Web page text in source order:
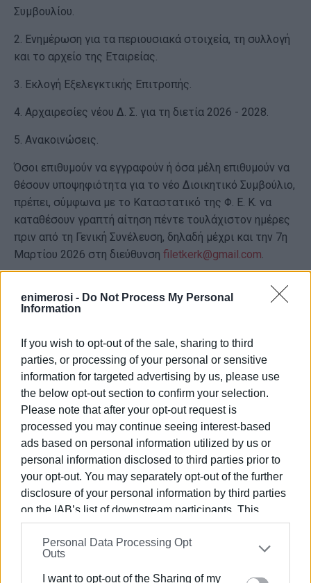
enimerosi - Do Not Process My Personal
Information
If you wish to opt-out of the sale, sharing to third
parties, or processing of your personal or sensitive
information for targeted advertising by us, please use
the below opt-out section to confirm your selection.
Please note that after your opt-out request is
processed you may continue seeing interest-based
ads based on personal information utilized by us or
personal information disclosed to third parties prior to
your opt-out. You may separately opt-out of the further
disclosure of your personal information by third parties
on the IAB’s list of downstream participants. This
information may also be disclosed by us to third parties
on theIAB’s List of Downstream Participants
that may
further disclose it to other third parties.
Personal Data Processing Opt
Outs
I want to opt-out of the Sharing of my
Συμβουλίου.
2. Ενημέρωση για τα περιουσιακά στοιχεία, τη συλλογή
και το αρχείο της Εταιρείας.
3. Εκλογή Εξελεγκτικής Επιτροπής.
4. Αρχαιρεσίες νέου Δ. Σ. για τη διετία 2026 - 2028.
5. Ανακοινώσεις.
Όσοι επιθυμούν να εγγραφούν ή όσα μέλη επιθυμούν να
θέσουν υποψηφιότητα για το νέο Διοικητικό Συμβούλιο,
πρέπει, σύμφωνα με το Καταστατικό της Φ. Ε. Κ. να
καταθέσουν γραπτή αίτηση πέντε τουλάχιστον ημέρες
πριν από τη Γενική Συνέλευση, δηλαδή μέχρι και την 7η
Μαρτίου 2026 στη διεύθυνση filetkerk@gmail.com
Εμφανίσεις: 247
ΕΛΕΝΗ ΚΟΡΩΝΑΚΗ
Εργάζεται στις Εκδόσεις Ενημέρωση από το
1990 σε θέσεις υψηλής ευθύνης. Ειδικεύεται στις
δημόσιες σχέσεις, το ελεύθερο και το